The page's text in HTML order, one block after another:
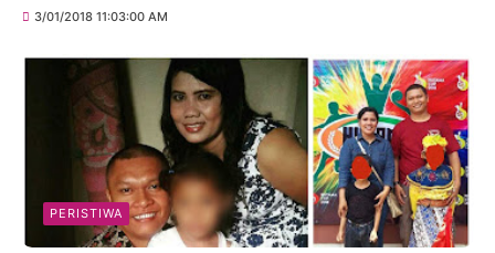
3/01/2018 11:03:00 AM
PERISTIWA